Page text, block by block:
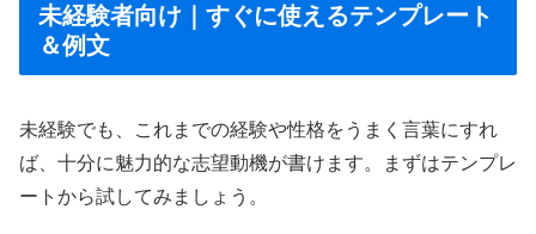
未経験者向け｜すぐに使えるテンプレート
＆例文
未経験でも、これまでの経験や性格をうまく言葉にすれ
ば、十分に魅力的な志望動機が書けます。まずはテンプレ
ートから試してみましょう。